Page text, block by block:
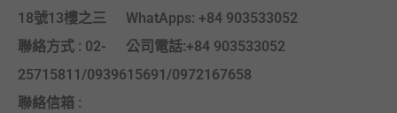
18號13樓之三
聯絡方式 : 02-
25715811/0939615691/0972167658
聯絡信箱 :
WhatApps: +84 903533052
公司電話:+84 903533052